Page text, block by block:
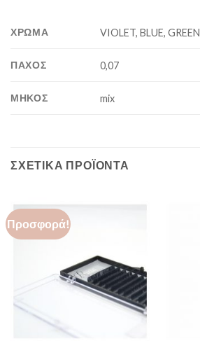
ΧΡΩΜΑ VIOLET, BLUE, GREEN
ΠΑΧΟΣ 0,07
ΜΗΚΟΣ mix
ΣΧΕΤΙΚΆ ΠΡΟΪΌΝΤΑ
Προσφορά!